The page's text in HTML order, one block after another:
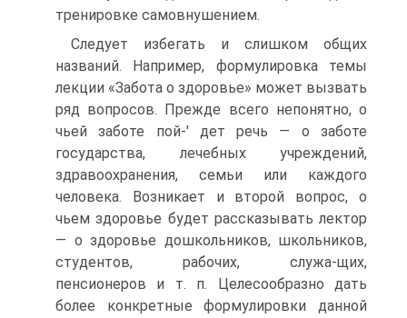
тренировке самовнушением.
Следует избегать и слишком общих
названий. Например, формулировка темы
лекции «Забота о здоровье» может вызвать
ряд вопросов. Прежде всего непонятно, о
чьей заботе пой-' дет речь — о заботе
государства, лечебных учреждений,
здравоохранения, семьи или каждого
человека. Возникает и второй вопрос, о
чьем здоровье будет рассказывать лектор
— о здоровье дошкольников, школьников,
студентов, рабочих, служа-щих,
пенсионеров и т. п. Целесообразно дать
более конкретные формулировки данной